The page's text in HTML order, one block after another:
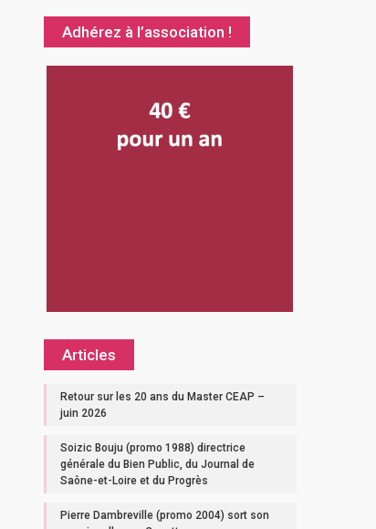
Adhérez à l’association !
Articles
Retour sur les 20 ans du Master CEAP –
juin 2026
Soizic Bouju (promo 1988) directrice
générale du Bien Public, du Journal de
Saône-et-Loire et du Progrès
Pierre Dambreville (promo 2004) sort son